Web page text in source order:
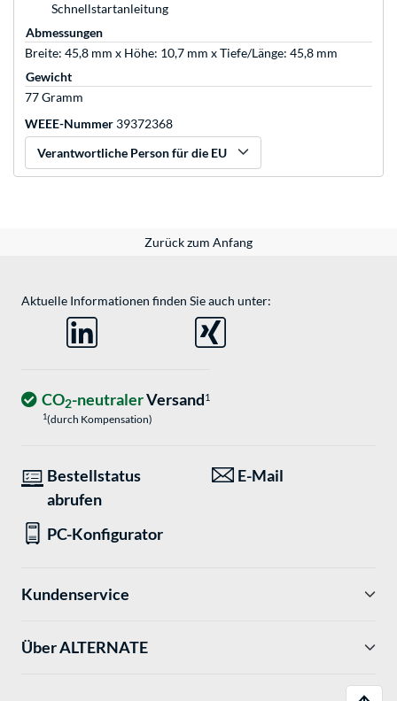
Schnellstartanleitung
Abmessungen
Breite: 45,8 mm x Höhe: 10,7 mm x Tiefe/Länge: 45,8 mm
Gewicht
77 Gramm
WEEE-Nummer 39372368
Verantwortliche Person für die EU
Zurück zum Anfang
Aktuelle Informationen finden Sie auch unter:
CO2-neutralerVersand1
1(durch Kompensation)
Bestellstatus
abrufen
E-Mail
PC-Konfigurator
Kundenservice
Über ALTERNATE